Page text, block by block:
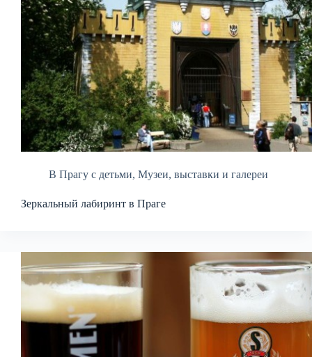
В Прагу с детьми, Музеи, выставки и галереи
Зеркальный лабиринт в Праге